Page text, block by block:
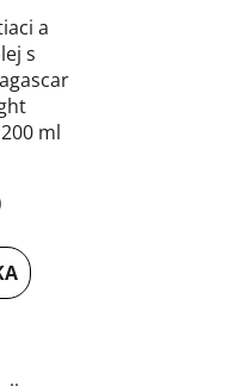
a
s
ml